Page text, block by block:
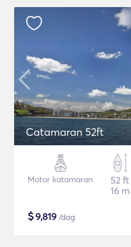
Catamaran 52ft
Motor katamaran
52 ft
16 m
$9,819 /dag